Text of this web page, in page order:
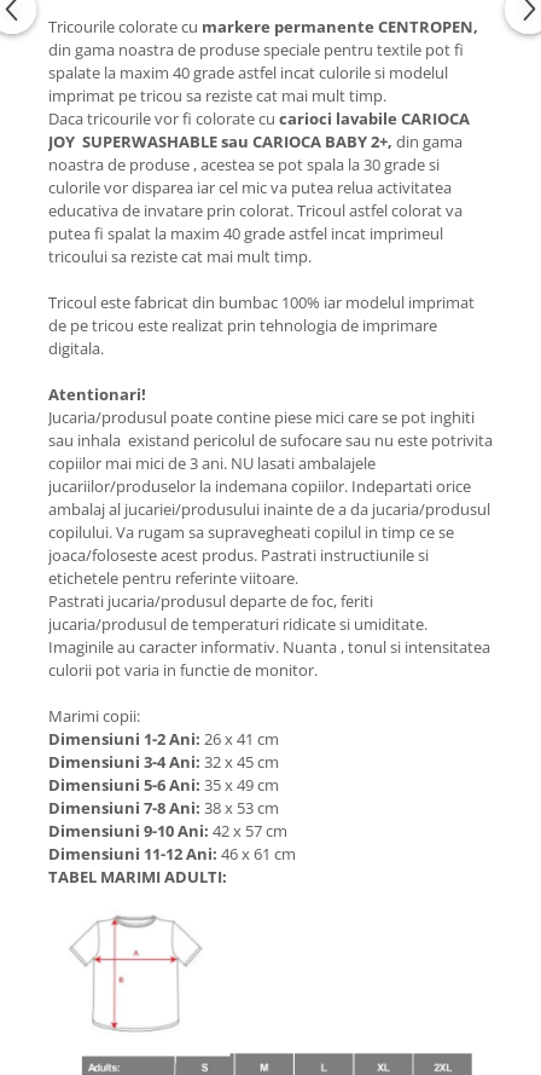
Tricourile colorate cu markere permanente CENTROPEN,
din gama noastra de produse speciale pentru textile pot fi
spalate la maxim 40 grade astfel incat culorile si modelul
imprimat pe tricou sa reziste cat mai mult timp.
Daca tricourile vor fi colorate cu carioci lavabile CARIOCA
JOY SUPERWASHABLE sau CARIOCA BABY 2+, din gama
noastra de produse , acestea se pot spala la 30 grade si
culorile vor disparea iar cel mic va putea relua activitatea
educativa de invatare prin colorat. Tricoul astfel colorat va
putea fi spalat la maxim 40 grade astfel incat imprimeul
tricoului sa reziste cat mai mult timp.
Tricoul este fabricat din bumbac 100% iar modelul imprimat
de pe tricou este realizat prin tehnologia de imprimare
digitala.
Atentionari!
Jucaria/produsul poate contine piese mici care se pot inghiti
sau inhala existand pericolul de sufocare sau nu este potrivita
copiilor mai mici de 3 ani. NU lasati ambalajele
jucariilor/produselor la indemana copiilor. Indepartati orice
ambalaj al jucariei/produsului inainte de a da jucaria/produsul
copilului. Va rugam sa supravegheati copilul in timp ce se
joaca/foloseste acest produs. Pastrati instructiunile si
etichetele pentru referinte viitoare.
Pastrati jucaria/produsul departe de foc, feriti
jucaria/produsul de temperaturi ridicate si umiditate.
Imaginile au caracter informativ. Nuanta , tonul si intensitatea
culorii pot varia in functie de monitor.
Marimi copii:
Dimensiuni 1-2 Ani: 26 x 41 cm
Dimensiuni 3-4 Ani: 32 x 45 cm
Dimensiuni 5-6 Ani: 35 x 49 cm
Dimensiuni 7-8 Ani: 38 x 53 cm
Dimensiuni 9-10 Ani: 42 x 57 cm
Dimensiuni 11-12 Ani: 46 x 61 cm
TABEL MARIMI ADULTI: